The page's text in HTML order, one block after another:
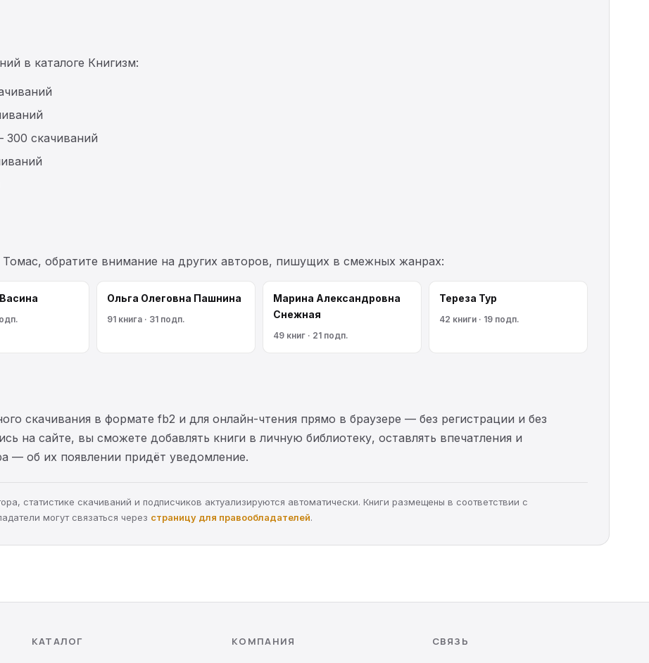
в каталоге Книгизм:
300 скачиваний
Томас, обратите внимание на других авторов, пишущих в смежных жанрах:
Ольга Олеговна Пашнина
91 книга · 31 подп.
Марина Александровна
Снежная
49 книг · 21 подп.
Тереза Тур
42 книги · 19 подп.
скачивания в формате fb2 и для онлайн-чтения прямо в браузере — без регистрации и без
на сайте, вы сможете добавлять книги в личную библиотеку, оставлять впечатления и
— об их появлении придёт уведомление.
статистике скачиваний и подписчиков актуализируются автоматически. Книги размещены в соответствии с
могут связаться через страницу для правообладателей.
КАТАЛОГ КОМПАНИЯ СВЯЗЬ